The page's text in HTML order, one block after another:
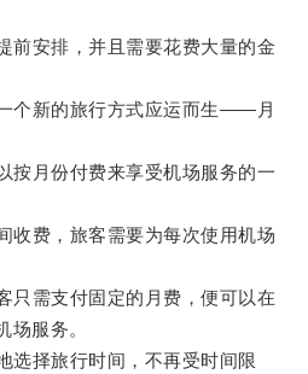
安排，并且需要花费大量的金
新的旅行方式应运而生——月
月份付费来享受机场服务的一
费，旅客需要为每次使用机场
需支付固定的月费，便可以在
场服务。
择旅行时间，不再受时间限